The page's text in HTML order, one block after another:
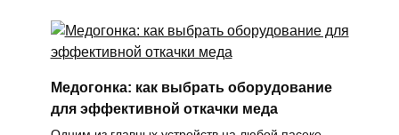
Медогонка: как выбрать оборудование
для эффективной откачки меда